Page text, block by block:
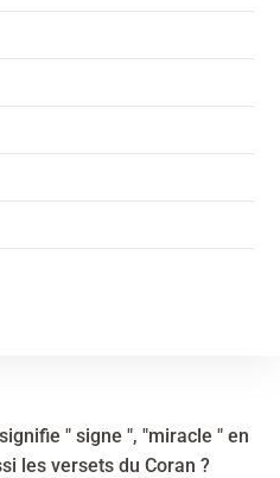
les versets du Coran ?